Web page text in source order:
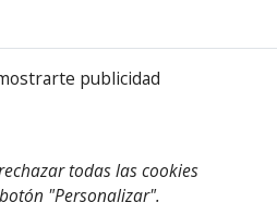
publicidad
todas las cookies
"Personalizar".